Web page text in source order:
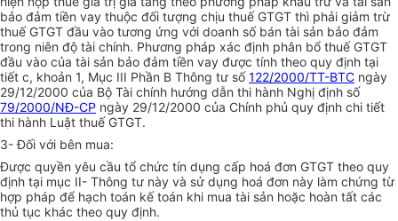
bảo đảm tiền vay thuộc đối tượng chịu thuế GTGT thì phải giảm trừ
thuế GTGT đầu vào tương ứng với doanh số bán tài sản bảo đảm
trong niên độ tài chính. Phương pháp xác định phân bổ thuế GTGT
đầu vào của tài sản bảo đảm tiền vay được tính theo quy định tại
tiết c, khoản 1, Mục III Phần B Thông tư số122/2000/TT-BTC ngày
29/12/2000 của Bộ Tài chính hướng dẫn thi hành Nghị định số
79/2000/NĐ-CP ngày 29/12/2000 của Chính phủ quy định chi tiết
thi hành Luật thuế GTGT.
3- Đối với bên mua:
Được quyền yêu cầu tổ chức tín dụng cấp hoá đơn GTGT theo quy
định tại mục II- Thông tư này và sử dụng hoá đơn này làm chứng từ
hợp pháp để hạch toán kế toán khi mua tài sản hoặc hoàn tất các
thủ tục khác theo quy định.